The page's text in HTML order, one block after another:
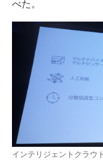
べた。
インテリジェントクラウ